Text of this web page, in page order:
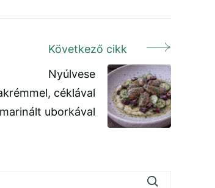
Következő cikk
Nyúlvese
céklával
uborkával